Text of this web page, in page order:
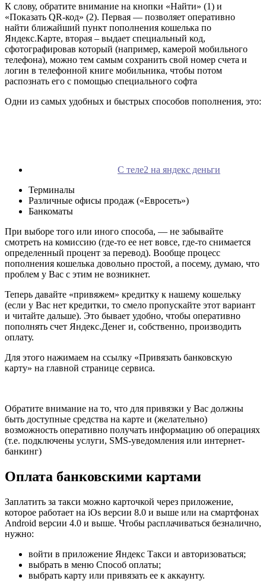
К слову, обратите внимание на кнопки «Найти» (1) и
«Показать QR-код» (2). Первая — позволяет оперативно
найти ближайший пункт пополнения кошелька по
Яндекс.Карте, вторая – выдает специальный код,
сфотографировав который (например, камерой мобильного
телефона), можно тем самым сохранить свой номер счета и
логин в телефонной книге мобильника, чтобы потом
распознать его с помощью специального софта
Одни из самых удобных и быстрых способов пополнения, это:
С теле2 на яндекс деньги
Терминалы
Различные офисы продаж («Евросеть»)
Банкоматы
При выборе того или иного способа, — не забывайте
смотреть на комиссию (где-то ее нет вовсе, где-то снимается
определенный процент за перевод). Вообще процесс
пополнения кошелька довольно простой, а посему, думаю, что
проблем у Вас с этим не возникнет.
Теперь давайте «привяжем» кредитку к нашему кошельку
(если у Вас нет кредитки, то смело пропускайте этот вариант
и читайте дальше). Это бывает удобно, чтобы оперативно
пополнять счет Яндекс.Денег и, собственно, производить
оплату.
Для этого нажимаем на ссылку «Привязать банковскую
карту» на главной странице сервиса.
Обратите внимание на то, что для привязки у Вас должны
быть доступные средства на карте и (желательно)
возможность оперативно получать информацию об операциях
(т.е. подключены услуги, SMS-уведомления или интернет-
банкинг)
Оплата банковскими картами
Заплатить за такси можно карточкой через приложение,
которое работает на iOs версии 8.0 и выше или на смартфонах
Android версии 4.0 и выше. Чтобы расплачиваться безналично,
нужно:
войти в приложение Яндекс Такси и авторизоваться;
выбрать в меню Способ оплаты;
выбрать карту или привязать ее к аккаунту.